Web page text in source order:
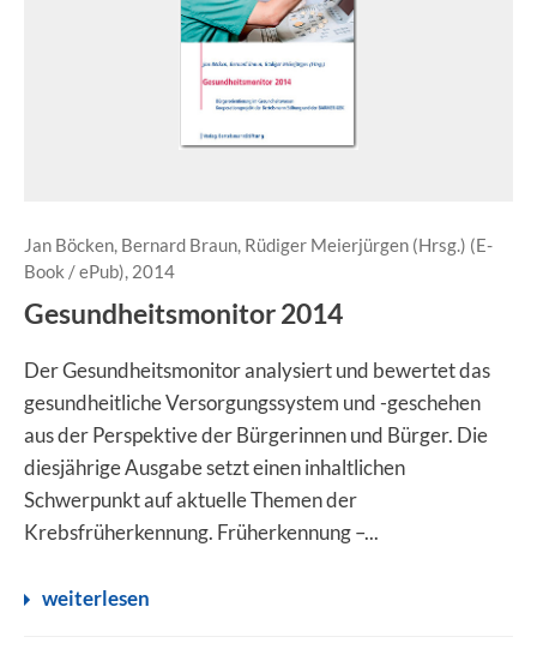
Jan Böcken, Bernard Braun, Rüdiger Meierjürgen (Hrsg.) (E-
Book / ePub), 2014
Gesundheitsmonitor 2014
Der Gesundheitsmonitor analysiert und bewertet das
gesundheitliche Versorgungssystem und -geschehen
aus der Perspektive der Bürgerinnen und Bürger. Die
diesjährige Ausgabe setzt einen inhaltlichen
Schwerpunkt auf aktuelle Themen der
Krebsfrüherkennung. Früherkennung –...
weiterlesen